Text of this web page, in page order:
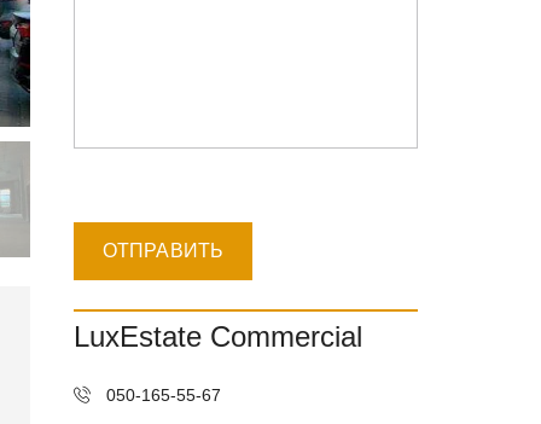
LuxEstate Commercial
050-165-55-67